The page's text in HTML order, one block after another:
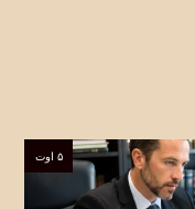
۵ اوت